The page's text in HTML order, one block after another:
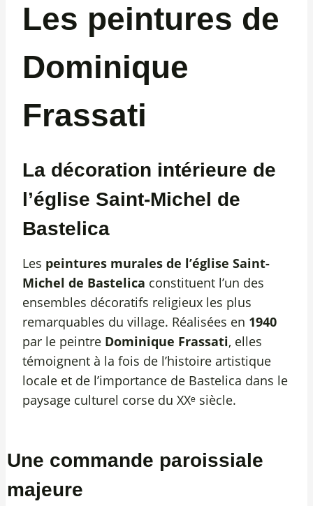
Les peintures de
Dominique
Frassati
La décoration intérieure de
l’église Saint-Michel de
Bastelica
Les peintures murales de l’église Saint-
Michel de Bastelica constituent l’un des
ensembles décoratifs religieux les plus
remarquables du village. Réalisées en 1940
par le peintre Dominique Frassati, elles
témoignent à la fois de l’histoire artistique
locale et de l’importance de Bastelica dans le
paysage culturel corse du XXᵉ siècle.
Une commande paroissiale
majeure